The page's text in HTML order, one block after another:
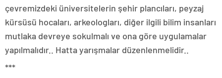
çevremizdeki üniversitelerin şehir plancıları, peyzaj
kürsüsü hocaları, arkeologları, diğer ilgili bilim insanları
mutlaka devreye sokulmalı ve ona göre uygulamalar
yapılmalıdır.. Hatta yarışmalar düzenlenmelidir..
***